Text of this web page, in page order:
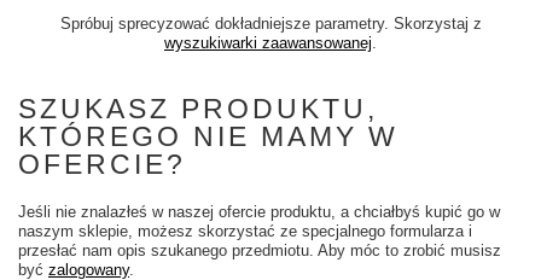
Spróbuj sprecyzować dokładniejsze parametry. Skorzystaj z
wyszukiwarki zaawansowanej.
SZUKASZ PRODUKTU,
KTÓREGO NIE MAMY W
OFERCIE?
Jeśli nie znalazłeś w naszej ofercie produktu, a chciałbyś kupić go w
naszym sklepie, możesz skorzystać ze specjalnego formularza i
przesłać nam opis szukanego przedmiotu. Aby móc to zrobić musisz
być zalogowany.